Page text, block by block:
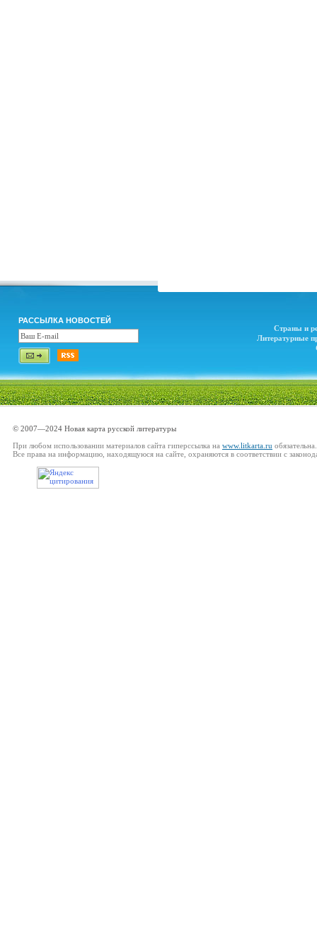
РАССЫЛКА НОВОСТЕЙ
Страны и
Литературные
© 2007—2024 Новая карта русской литературы
При любом использовании материалов сайта гиперссылка на www.litkarta.ru обязательна.
Все права на информацию, находящуюся на сайте, охраняются в соответствии с